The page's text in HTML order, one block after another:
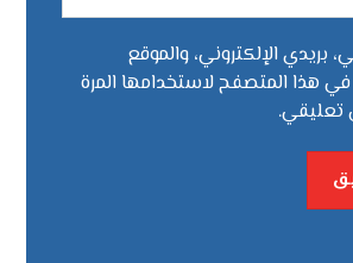
بريدي الإلكتروني، والموقع
في هذا المتصفح لاستخدامها المرة
تعليقي.